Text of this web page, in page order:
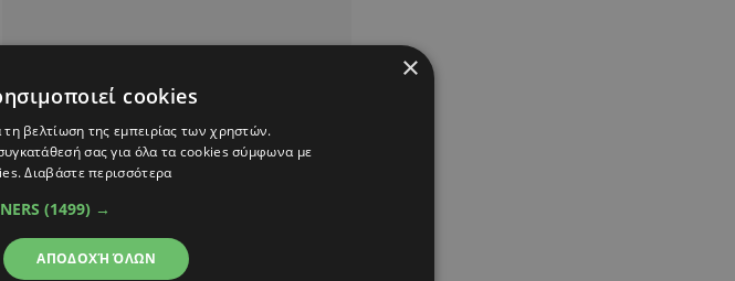
×
cookies
βελτίωση της εμπειρίας των χρηστών.
σας για όλα τα cookies σύμφωνα με
Διαβάστε περισσότερα
(1499) →
ΑΠΟΔΟΧΉ ΌΛΩΝ